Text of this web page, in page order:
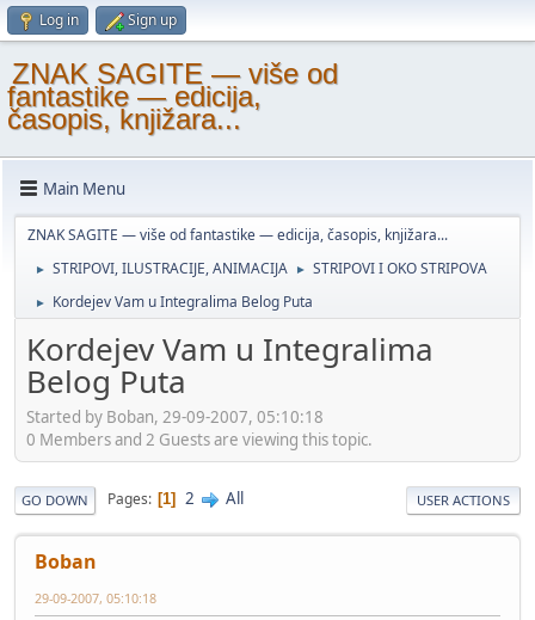
Log in Sign up
ZNAK SAGITE — više od
fantastike — edicija,
časopis, knjižara...
Main Menu
ZNAK SAGITE — više od fantastike — edicija, časopis, knjižara...
► STRIPOVI, ILUSTRACIJE, ANIMACIJA ► STRIPOVI I OKO STRIPOVA
► Kordejev Vam u Integralima Belog Puta
Kordejev Vam u Integralima
Belog Puta
Started by Boban, 29-09-2007, 05:10:18
0 Members and 2 Guests are viewing this topic.
GO DOWN Pages 1 2 All USER ACTIONS
Boban
29-09-2007, 05:10:18